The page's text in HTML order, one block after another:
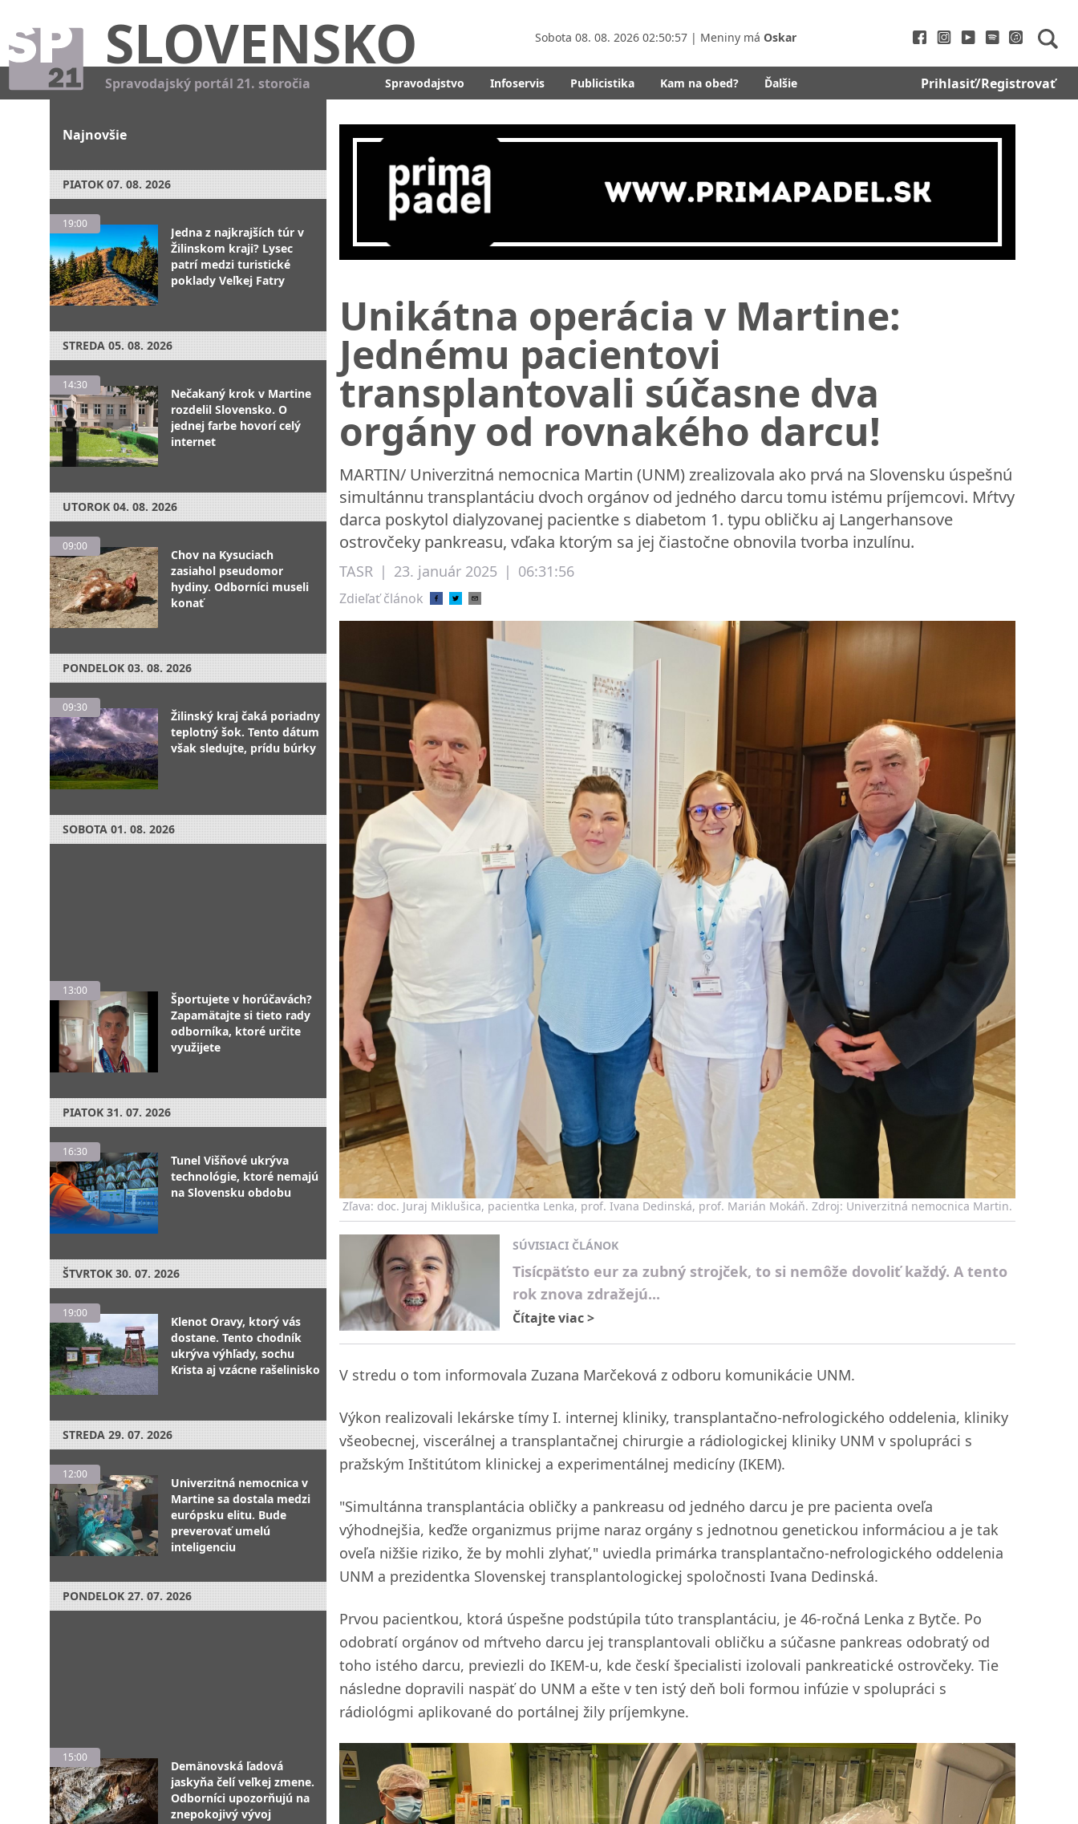
SLOVENSKO Sobota 08. 08. 2026 02:50:59 | Meniny má Oskar
Spravodajský portál 21. storočia Spravodajstvo Infoservis Publicistika Kam na obed? Ďalšie Prihlasiť/Registrovať
Najnovšie
PIATOK 07. 08. 2026
19:00
Jedna z najkrajších túr v
Žilinskom kraji? Lysec
patrí medzi turistické
poklady Veľkej Fatry
STREDA 05. 08. 2026
14:30
Nečakaný krok v Martine
rozdelil Slovensko. O
jednej farbe hovorí celý
internet
UTOROK 04. 08. 2026
09:00
Chov na Kysuciach
zasiahol pseudomor
hydiny. Odborníci museli
konať
PONDELOK 03. 08. 2026
09:30
Žilinský kraj čaká poriadny
teplotný šok. Tento dátum
však sledujte, prídu búrky
SOBOTA 01. 08. 2026
13:00
Športujete v horúčavách?
Zapamätajte si tieto rady
odborníka, ktoré určite
využijete
PIATOK 31. 07. 2026
16:30
Tunel Višňové ukrýva
technológie, ktoré nemajú
na Slovensku obdobu
ŠTVRTOK 30. 07. 2026
19:00
Klenot Oravy, ktorý vás
dostane. Tento chodník
ukrýva výhľady, sochu
Krista aj vzácne rašelinisko
STREDA 29. 07. 2026
12:00
Univerzitná nemocnica v
Martine sa dostala medzi
európsku elitu. Bude
preverovať umelú
inteligenciu
PONDELOK 27. 07. 2026
15:00
Demänovská ľadová
jaskyňa čelí veľkej zmene.
Odborníci upozorňujú na
znepokojivý vývoj
Unikátna operácia v Martine:
Jednému pacientovi
transplantovali súčasne dva
orgány od rovnakého darcu!
MARTIN/ Univerzitná nemocnica Martin (UNM) zrealizovala ako prvá na Slovensku úspešnú
simultánnu transplantáciu dvoch orgánov od jedného darcu tomu istému príjemcovi. Mŕtvy
darca poskytol dialyzovanej pacientke s diabetom 1. typu obličku aj Langerhansove
ostrovčeky pankreasu, vďaka ktorým sa jej čiastočne obnovila tvorba inzulínu.
TASR | 23. január 2025 | 06:31:56
Zdieľať článok
Zľava: doc. Juraj Miklušica, pacientka Lenka, prof. Ivana Dedinská, prof. Marián Mokáň. Zdroj: Univerzitná nemocnica Martin.
SÚVISIACI ČLÁNOK
Tisícpäťsto eur za zubný strojček, to si nemôže dovoliť každý. A tento
rok znova zdražejú...
Čítajte viac>
V stredu o tom informovala Zuzana Marčeková z odboru komunikácie UNM.
Výkon realizovali lekárske tímy I. internej kliniky, transplantačno-nefrologického oddelenia, kliniky
všeobecnej, viscerálnej a transplantačnej chirurgie a rádiologickej kliniky UNM v spolupráci s
pražským Inštitútom klinickej a experimentálnej medicíny (IKEM).
"Simultánna transplantácia obličky a pankreasu od jedného darcu je pre pacienta oveľa
výhodnejšia, keďže organizmus prijme naraz orgány s jednotnou genetickou informáciou a je tak
oveľa nižšie riziko, že by mohli zlyhať," uviedla primárka transplantačno-nefrologického oddelenia
UNM a prezidentka Slovenskej transplantologickej spoločnosti Ivana Dedinská.
Prvou pacientkou, ktorá úspešne podstúpila túto transplantáciu, je 46-ročná Lenka z Bytče. Po
odobratí orgánov od mŕtveho darcu jej transplantovali obličku a súčasne pankreas odobratý od
toho istého darcu, previezli do IKEM-u, kde českí špecialisti izolovali pankreatické ostrovčeky. Tie
následne dopravili naspäť do UNM a ešte v ten istý deň boli formou infúzie v spolupráci s
rádiológmi aplikované do portálnej žily príjemkyne.